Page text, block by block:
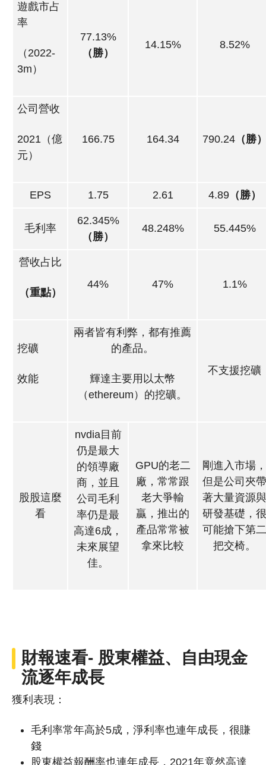
遊戲市占
率
（2022-
3m）
77.13%
（勝）
14.15% 8.52%
公司營收
2021（億
元）
166.75 164.34 790.24（勝
EPS 1.75 2.61 4.89（勝）
毛利率
62.345%
（勝）
48.248% 55.445%
營收占比
（重點）
44% 47% 1.1%
挖礦
效能
兩者皆有利弊，都有推薦
的產品。
輝達主要用以太幣
（ethereum）的挖礦。
不支援挖礦
股股這麼
看
nvdia目前
仍是最大
的領導廠
商，並且
公司毛利
率仍是最
高達6成，
未來展望
佳。
GPU的老二
廠，常常跟
老大爭輸
贏，推出的
產品常常被
拿來比較
剛進入市場，
但是公司夾帶
著大量資源與
研發基礎，很
可能搶下第二
把交椅。
財報速看- 股東權益、自由現金
流逐年成長
獲利表現：
毛利率常年高於5成，淨利率也連年成長，很賺
錢
股東權益報酬率也連年成長，2021年竟然高達